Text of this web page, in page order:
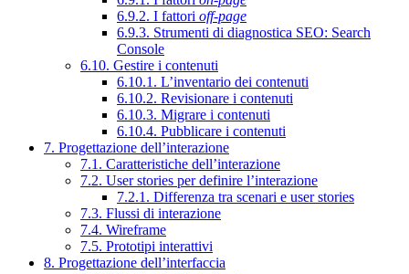
6.9.2. I fattori off-page
6.9.3. Strumenti di diagnostica SEO: Search
Console
6.10. Gestire i contenuti
6.10.1. L’inventario dei contenuti
6.10.2. Revisionare i contenuti
6.10.3. Migrare i contenuti
6.10.4. Pubblicare i contenuti
7. Progettazione dell’interazione
7.1. Caratteristiche dell’interazione
7.2. User stories per definire l’interazione
7.2.1. Differenza tra scenari e user stories
7.3. Flussi di interazione
7.4. Wireframe
7.5. Prototipi interattivi
8. Progettazione dell’interfaccia